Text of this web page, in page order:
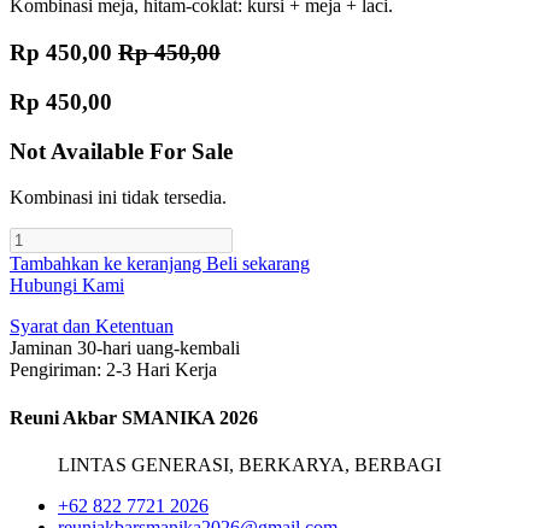
Kombinasi meja, hitam-coklat: kursi + meja + laci.
Rp 450,00 Rp450,00
Rp 450,00
Not Available For Sale
Kombinasi ini tidak tersedia.
Tambahkan ke keranjang Beli sekarang
Hubungi Kami
Syarat dan Ketentuan
Jaminan 30-hari uang-kembali
Pengiriman: 2-3 Hari Kerja
Reuni Akbar SMANIKA 2026
LINTAS GENERASI, BERKARYA, BERBAGI
+62 822 7721 2026